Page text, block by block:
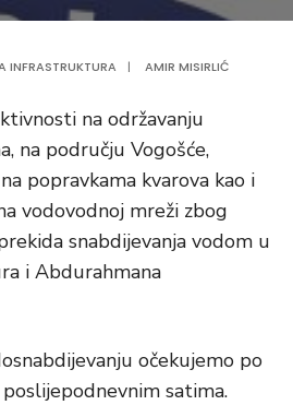
INFRASTRUKTURA | AMIR MISIRLIĆ
na održavanju
na području Vogošće,
popravkama kvarova kao i
vodovodnoj mreži zbog
snabdijevanja vodom u
i Abdurahmana
očekujemo po
satima.